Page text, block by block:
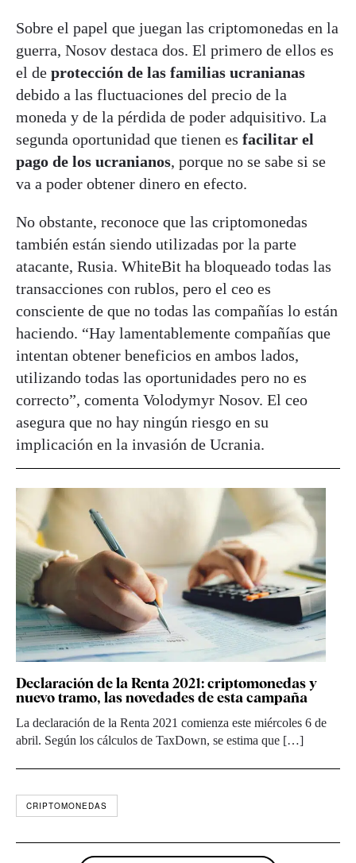
Sobre el papel que juegan las criptomonedas en la
guerra, Nosov destaca dos. El primero de ellos es
el de protección de las familias ucranianas
debido a las fluctuaciones del precio de la
moneda y de la pérdida de poder adquisitivo. La
segunda oportunidad que tienen es facilitar el
pago de los ucranianos, porque no se sabe si se
va a poder obtener dinero en efecto.
No obstante, reconoce que las criptomonedas
también están siendo utilizadas por la parte
atacante, Rusia. WhiteBit ha bloqueado todas las
transacciones con rublos, pero el ceo es
consciente de que no todas las compañías lo están
haciendo. “Hay lamentablemente compañías que
intentan obtener beneficios en ambos lados,
utilizando todas las oportunidades pero no es
correcto”, comenta Volodymyr Nosov. El ceo
asegura que no hay ningún riesgo en su
implicación en la invasión de Ucrania.
Declaración de la Renta 2021: criptomonedas y
nuevo tramo, las novedades de esta campaña
La declaración de la Renta 2021 comienza este miércoles 6 de
abril. Según los cálculos de TaxDown, se estima que […]
CRIPTOMONEDAS